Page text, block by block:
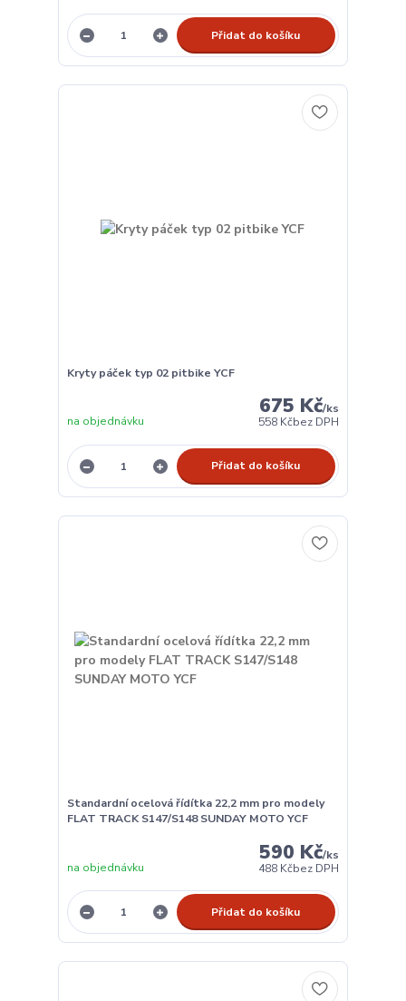
Přidat do košíku
Kryty páček typ 02 pitbike YCF
675 Kč/ks
558 Kčbez DPH
na objednávku
Přidat do košíku
Standardní ocelová řídítka 22,2 mm pro modely
FLAT TRACK S147/S148 SUNDAY MOTO YCF
590 Kč/ks
488 Kčbez DPH
na objednávku
Přidat do košíku